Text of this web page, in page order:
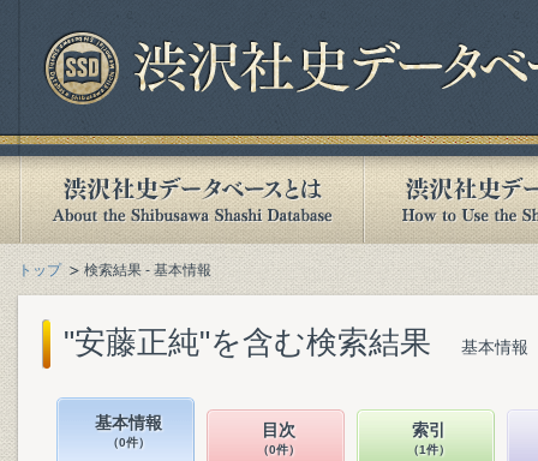
トップ 検索結果 - 基本情報
"安藤正純"を含む検索結果 基本情報
基本情報
（0件）
目次
（0件）
索引
（1件）